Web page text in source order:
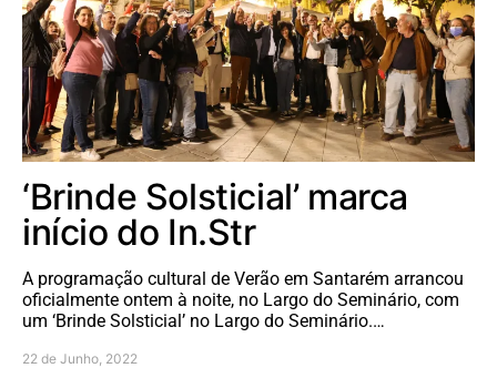
‘Brinde Solsticial’ marca
início do In.Str
A programação cultural de Verão em Santarém arrancou
oficialmente ontem à noite, no Largo do Seminário, com
um ‘Brinde Solsticial’ no Largo do Seminário.…
22 de Junho, 2022